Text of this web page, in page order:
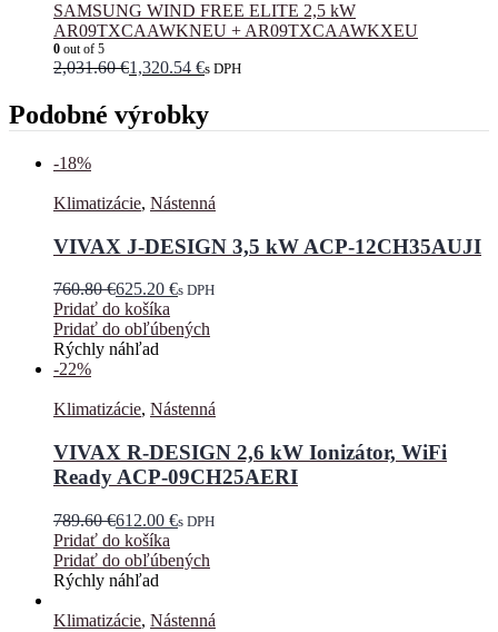
SAMSUNG WIND FREE ELITE 2,5 kW
AR09TXCAAWKNEU + AR09TXCAAWKXEU
0 out of 5
2,031.60€1,320.54 €s DPH
Podobné výrobky
-18%
Klimatizácie, Nástenná
VIVAX J-DESIGN 3,5 kW ACP-12CH35AUJI
760.80€625.20 €s DPH
Pridať do košíka
Pridať do obľúbených
Rýchly náhľad
-22%
Klimatizácie, Nástenná
VIVAX R-DESIGN 2,6 kW Ionizátor, WiFi
Ready ACP-09CH25AERI
789.60€612.00 €s DPH
Pridať do košíka
Pridať do obľúbených
Rýchly náhľad
Klimatizácie, Nástenná